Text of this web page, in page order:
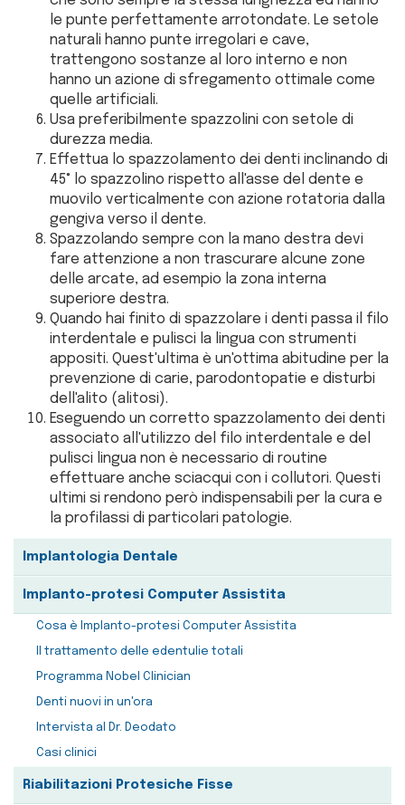
Implantologia Dentale
Implanto-protesi Computer Assistita
Cosa è Implanto-protesi Computer Assistita
Il trattamento delle edentulie totali
Programma Nobel Clinician
Denti nuovi in un'ora
Intervista al Dr. Deodato
Casi clinici
Riabilitazioni Protesiche Fisse
le punte perfettamente arrotondate. Le setole
naturali hanno punte irregolari e cave,
trattengono sostanze al loro interno e non
hanno un azione di sfregamento ottimale come
quelle artificiali.
Usa preferibilmente spazzolini con setole di
durezza media.
Effettua lo spazzolamento dei denti inclinando di
45° lo spazzolino rispetto all'asse del dente e
muovilo verticalmente con azione rotatoria dalla
gengiva verso il dente.
Spazzolando sempre con la mano destra devi
fare attenzione a non trascurare alcune zone
delle arcate, ad esempio la zona interna
superiore destra.
Quando hai finito di spazzolare i denti passa il filo
interdentale e pulisci la lingua con strumenti
appositi. Quest'ultima è un'ottima abitudine per la
prevenzione di carie, parodontopatie e disturbi
dell'alito (alitosi).
Eseguendo un corretto spazzolamento dei denti
associato all'utilizzo del filo interdentale e del
pulisci lingua non è necessario di routine
effettuare anche sciacqui con i collutori. Questi
ultimi si rendono però indispensabili per la cura e
la profilassi di particolari patologie.